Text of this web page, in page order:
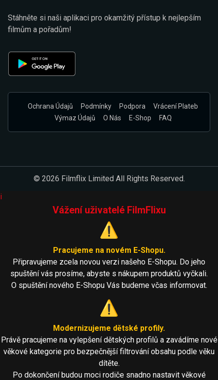
Stáhněte si naši aplikaci pro okamžitý přístup k nejlepším
filmům a pořadům!
Ochrana Údajů Podmínky Podpora
Vrácení Plateb
Výmaz Údajů
O Nás E-Shop FAQ
© 2026 Filmflix Limited All Rights Reserved.
i
Vážení uživatelé FilmFlixu
⚠️
Pracujeme na novém E-Shopu.
Připravujeme zcela novou verzi našeho E-Shopu. Do jeho
spuštění vás prosíme, abyste s nákupem produktů vyčkali.
O spuštění nového E-Shopu Vás budeme včas informovat.
⚠️
Modernizujeme dětské profily.
Právě pracujeme na vylepšení dětských profilů a zavádíme nové
věkové kategorie pro bezpečnější filtrování obsahu podle věku
dítěte.
Po dokončení budou moci rodiče snadno nastavit věkové